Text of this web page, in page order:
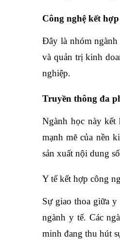
Công nghệ kết
Đây là nhóm
và quản trị kinh
nghiệp.
Truyền thông đa
Ngành học này
mạnh mẽ của nền
sản xuất nội dung
Y tế kết hợp công
Sự giao thoa giữa
ngành y tế. Các
minh đang thu hút